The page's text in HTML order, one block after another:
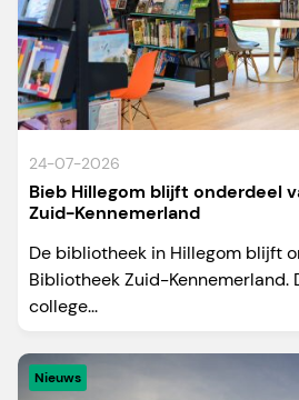
24-07-2026
Bieb Hillegom blijft onderdeel
Zuid-Kennemerland
De bibliotheek in Hillegom blijft
Bibliotheek Zuid-Kennemerland.
college...
Nieuws